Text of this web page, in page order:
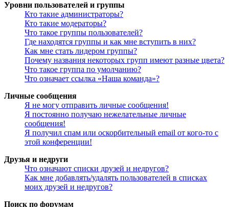
Уровни пользователей и группы
Кто такие администраторы?
Кто такие модераторы?
Что такое группы пользователей?
Где находятся группы и как мне вступить в них?
Как мне стать лидером группы?
Почему названия некоторых групп имеют разные цвета?
Что такое группа по умолчанию?
Что означает ссылка «Наша команда»?
Личные сообщения
Я не могу отправить личные сообщения!
Я постоянно получаю нежелательные личные
сообщения!
Я получил спам или оскорбительный email от кого-то с
этой конференции!
Друзья и недруги
Что означают списки друзей и недругов?
Как мне добавлять/удалять пользователей в списках
моих друзей и недругов?
Поиск по форумам